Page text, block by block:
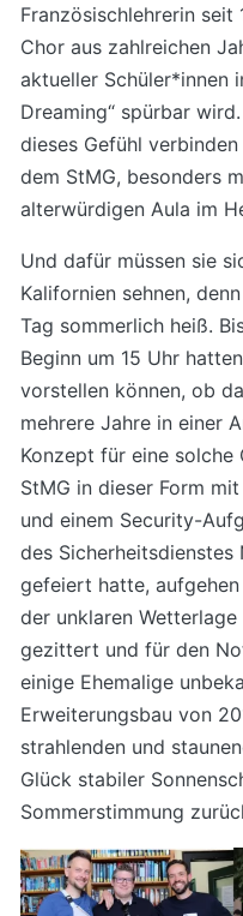
Französischlehrerin
Chor aus zahlreichen
aktueller Schüler*innen
Dreaming“ spürbar wird.
dieses Gefühl
dem StMG, besonders
alterwürdigen Aula im
Und dafür müssen sie
Kalifornien sehnen,
Tag sommerlich heiß.
Beginn um 15 Uhr
vorstellen können, ob
mehrere Jahre in einer
Konzept für eine
StMG in dieser Form
und einem Security-
des Sicherheitsdienstes
gefeiert hatte,
der unklaren
gezittert und für den
einige Ehemalige
Erweiterungsbau von
strahlenden und
Glück stabiler
Sommerstimmung